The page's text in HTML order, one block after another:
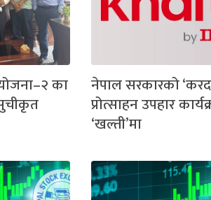
का
नेपाल सरकारको
प्रोत्साहन उपहार
‘खल्ती’मा